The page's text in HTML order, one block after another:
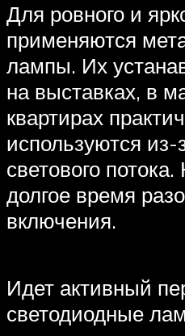
Для ровного и
применяются
лампы. Их
на выставках, в
квартирах
используются
светового
долгое время
включения.
Идет активный
светодиодные